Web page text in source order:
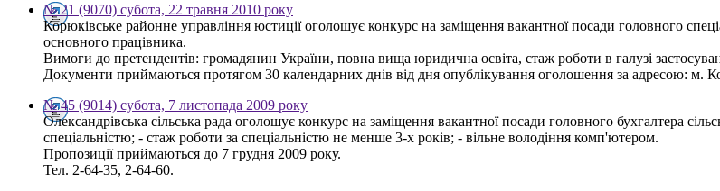
№ 21 (9070) субота, 22 травня 2010 року
Корюківське районне управління юстиції оголошує конкурс на заміщення вакантної посади головного
основного працівника.
Вимоги до претендентів: громадянин України, повна вища юридична освіта, стаж роботи в галузі
Документи приймаються протягом 30 календарних днів від дня опублікування оголошення за адресою: м.
№ 45 (9014) субота, 7 листопада 2009 року
Олександрівська сільська рада оголошує конкурс на заміщення вакантної посади головного бухгалтера
спеціальністю; - стаж роботи за спеціальністю не менше 3-х років; - вільне володіння комп'ютером.
Пропозиції приймаються до 7 грудня 2009 року.
Тел. 2-64-35, 2-64-60.